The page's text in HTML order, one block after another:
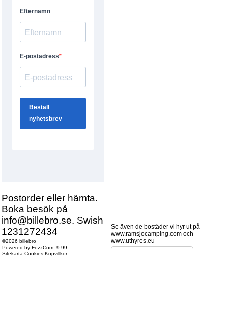
Postorder eller hämta.
Boka besök på
info@billebro.se. Swish
1231272434
©2026 billebro
Powered by FozzCom 9.99
Sitekarta Cookies Köpvillkor
Se även de bostäder vi hyr ut på
www.ramsjocamping.com och
www.uthyres.eu